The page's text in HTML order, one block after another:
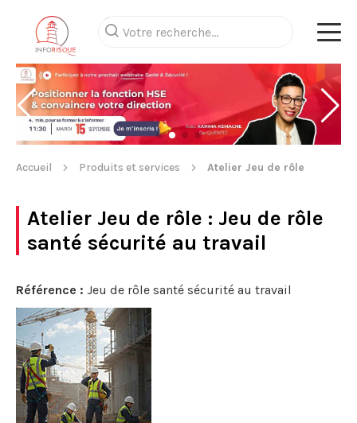
Accueil Produits et services Atelier Jeu de rôle
Atelier Jeu de rôle : Jeu de rôle
santé sécurité au travail
Référence : Jeu de rôle santé sécurité au travail